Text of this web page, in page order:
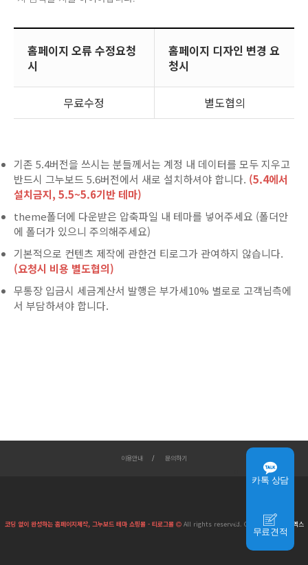
카톡 상담
무료견적
홈페이지 오류 수정요청
시
홈페이지 디자인 변경 요
청시
무료수정 별도협의
기존 5.4버전을 쓰시는 분들께서는 계정 내 데이터를 모두 지우고
반드시 그누보드 5.6버전에서 새로 설치하셔야 합니다. (5.4에서
설치금지, 5.5~5.6기반 테마)
theme폴더에 다운받은 압축파일 내 테마를 넣어주세요 (폴더안
에 폴더가 있으니 주의해주세요)
기본적으로 컨텐츠 제작에 관한건 티로그가 관여하지 않습니다.
(요청시 비용 별도협의)
무통장 입금시 세금계산서 발행은 부가세10% 별로로 고객님측에
서 부담하셔야 합니다.
이용안내 문의하기
코딩 없이 완성하는 홈페이지제작, 그누보드 테마 쇼핑몰 - 티로그몰 All rights reserved. Creative by 단비 엑스